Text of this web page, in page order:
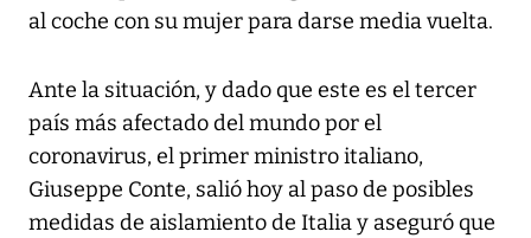
al coche con su mujer para darse media vuelta.
Ante la situación, y dado que este es el tercer
país más afectado del mundo por el
coronavirus, el primer ministro italiano,
Giuseppe Conte, salió hoy al paso de posibles
medidas de aislamiento de Italia y aseguró que